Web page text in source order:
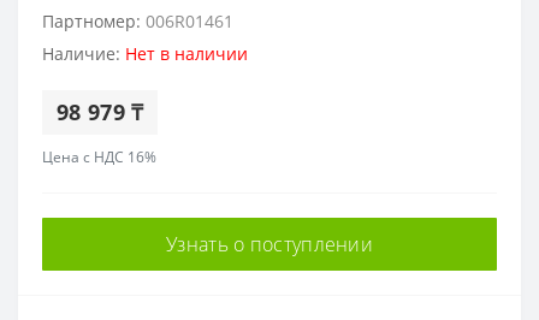
Партномер: 006R01461
Наличие: Нет в наличии
98 979 ₸
Цена с НДС 16%
Узнать о поступлении